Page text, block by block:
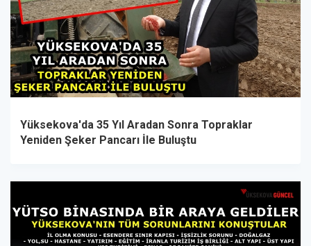
Yüksekova'da 35 Yıl Aradan Sonra Topraklar
Yeniden Şeker Pancarı İle Buluştu